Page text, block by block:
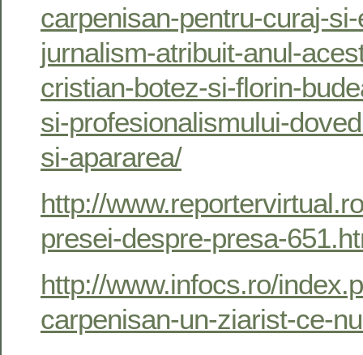
carpenisan-pentru-curaj-
jurnalism-atribuit-anul-
cristian-botez-si-florin-
si-profesionalismului-
si-apararea/
http://
presei-despre-presa-
http://www.infocs.ro/
carpenisan-un-ziarist-ce-